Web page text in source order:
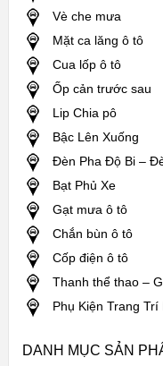
Vè che mưa
Mặt ca lăng ô tô
Cua lốp ô tô
Ốp cản trước sau
Lip Chia pô
Bậc Lên Xuống
Đèn Pha Độ Bi –
Bạt Phủ Xe
Gạt mưa ô tô
Chắn bùn ô tô
Cốp điện ô tô
Thanh thể thao –
Phụ Kiện Trang Trí
DANH MỤC SẢN